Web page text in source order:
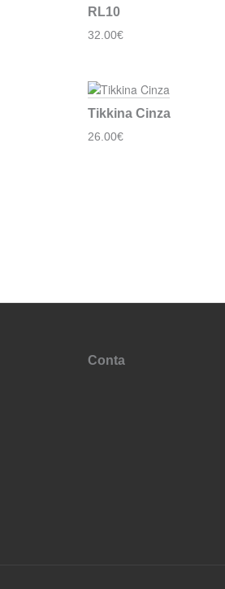
RL10
32.00€
Tikkina Cinza
26.00€
Conta